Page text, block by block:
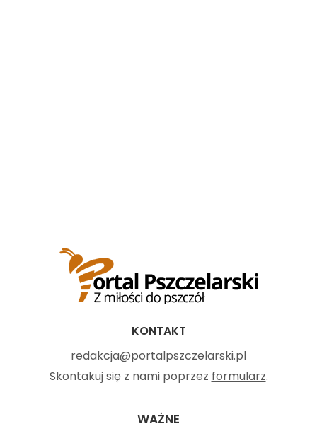
KONTAKT
redakcja@portalpszczelarski.pl
Skontakuj się z nami poprzez formularz.
WAŻNE